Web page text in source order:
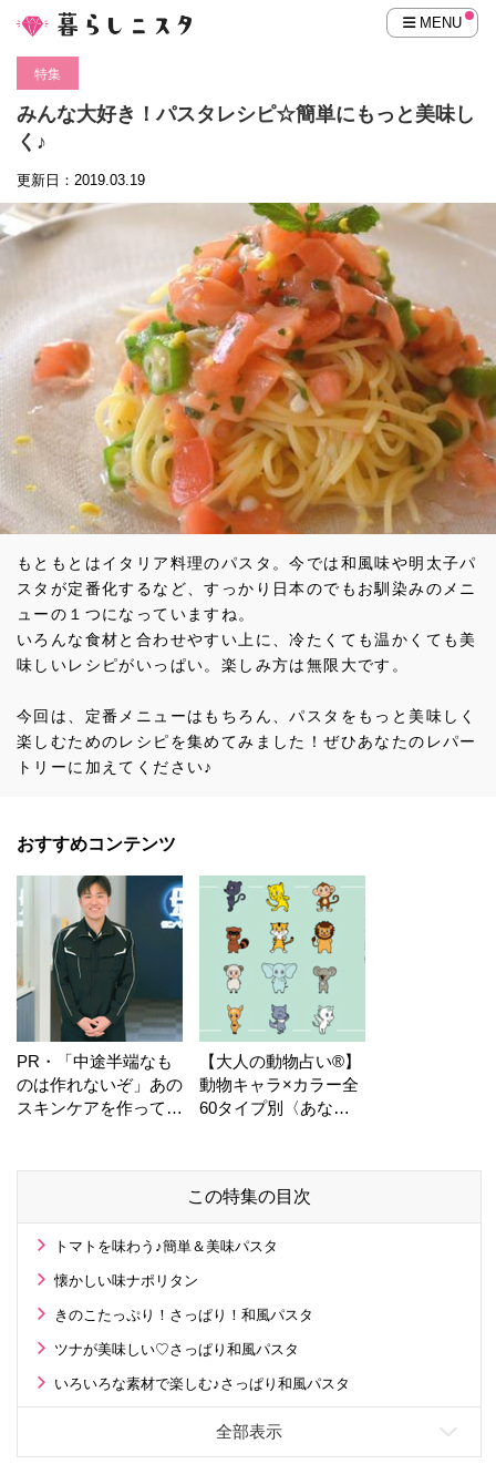
MENU
特集
みんな大好き！パスタレシピ☆簡単にもっと美味し
く♪
更新日：2019.03.19
もともとはイタリア料理のパスタ。今では和風味や明太子パ
スタが定番化するなど、すっかり日本のでもお馴染みのメニ
ューの１つになっていますね。
いろんな食材と合わせやすい上に、冷たくても温かくても美
味しいレシピがいっぱい。楽しみ方は無限大です。
今回は、定番メニューはもちろん、パスタをもっと美味しく
楽しむためのレシピを集めてみました！ぜひあなたのレパー
トリーに加えてください♪
おすすめコンテンツ
PR・「中途半端なも
のは作れないぞ」あの
スキンケアを作ってい
【大人の動物占い®】
動物キャラ×カラー全
60タイプ別〈あなた
この特集の目次
トマトを味わう♪簡単＆美味パスタ
懐かしい味ナポリタン
きのこたっぷり！さっぱり！和風パスタ
ツナが美味しい♡さっぱり和風パスタ
いろいろな素材で楽しむ♪さっぱり和風パスタ